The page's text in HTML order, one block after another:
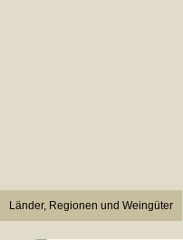
Länder, Regionen und Weingüter